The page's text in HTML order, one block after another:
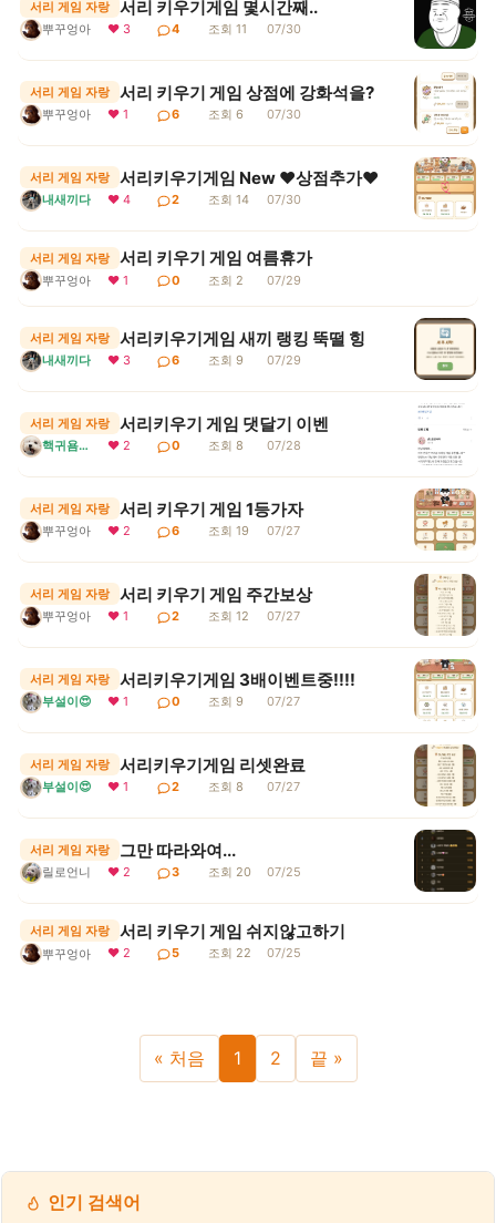
서리 게임 자랑 서리 키우기게임 몇시간째..
뿌꾸엉아 ❤ 3 4 조회 11 07/30
서리 게임 자랑 서리 키우기 게임 상점에 강화석을?
뿌꾸엉아 ❤ 1 6 조회 6 07/30
서리 게임 자랑 서리키우기게임 New ♥상점추가♥
내새끼다 ❤ 4 2 조회 14 07/30
서리 게임 자랑 서리 키우기 게임 여름휴가
뿌꾸엉아 ❤ 1 0 조회 2 07/29
서리 게임 자랑 서리키우기게임 새끼 랭킹 뚝떨 힝
내새끼다 ❤ 3 6 조회 9 07/29
서리 게임 자랑 서리키우기 게임 댓달기 이벤
핵귀욤서리 ❤ 2 0 조회 8 07/28
서리 게임 자랑 서리 키우기 게임 1등가자
뿌꾸엉아 ❤ 2 6 조회 19 07/27
서리 게임 자랑 서리 키우기 게임 주간보상
뿌꾸엉아 ❤ 1 2 조회 12 07/27
서리 게임 자랑 서리키우기게임 3배이벤트중!!!!
부설이😍 ❤ 1 0 조회 9 07/27
서리 게임 자랑 서리키우기게임 리셋완료
부설이😍 ❤ 1 2 조회 8 07/27
서리 게임 자랑 그만 따라와여...
릴로언니 ❤ 2 3 조회 20 07/25
서리 게임 자랑 서리 키우기 게임 쉬지않고하기
뿌꾸엉아 ❤ 2 5 조회 22 07/25
« 처음 1 2 끝 »
인기 검색어